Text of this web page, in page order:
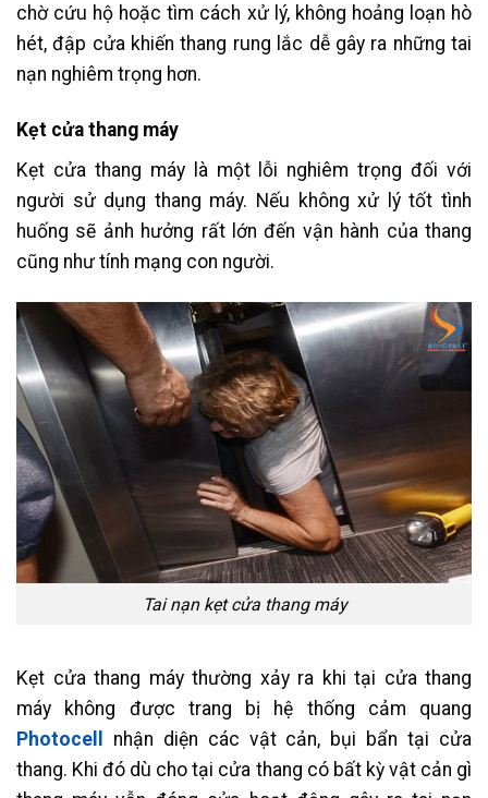
chờ cứu hộ hoặc tìm cách xử lý, không hoảng loạn hò
hét, đập cửa khiến thang rung lắc dễ gây ra những tai
nạn nghiêm trọng hơn.
Kẹt cửa thang máy
Kẹt cửa thang máy là một lỗi nghiêm trọng đối với
người sử dụng thang máy. Nếu không xử lý tốt tình
huống sẽ ảnh hưởng rất lớn đến vận hành của thang
cũng như tính mạng con người.
Tai nạn kẹt cửa thang máy
Kẹt cửa thang máy thường xảy ra khi tại cửa thang
máy không được trang bị hệ thống cảm quang
Photocell
nhận diện các vật cản, bụi bẩn tại cửa
thang. Khi đó dù cho tại cửa thang có bất kỳ vật cản gì